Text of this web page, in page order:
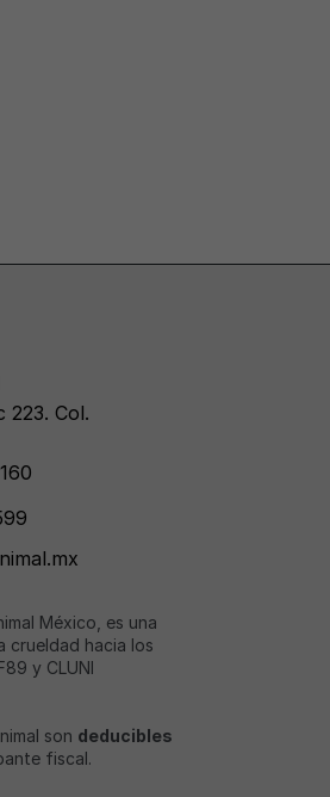
223. Col.
México, es una
crueldad hacia los
y CLUNI
son deducibles
fiscal.